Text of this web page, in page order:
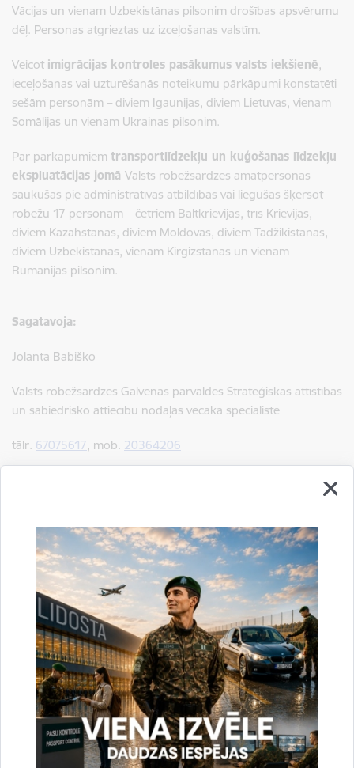
Vācijas un vienam Uzbekistānas pilsonim drošības apsvērumu
dēļ. Personas atgrieztas uz izceļošanas valstīm.
Veicot imigrācijas kontroles pasākumus valsts iekšienē,
ieceļošanas vai uzturēšanās noteikumu pārkāpumi konstatēti
sešām personām – diviem Igaunijas, diviem Lietuvas, vienam
Somālijas un vienam Ukrainas pilsonim.
Par pārkāpumiem transportlīdzekļu un kuģošanas līdzekļu
ekspluatācijas jomā Valsts robežsardzes amatpersonas
saukušas pie administratīvās atbildības vai liegušas šķērsot
robežu 17 personām – četriem Baltkrievijas, trīs Krievijas,
diviem Kazahstānas, diviem Moldovas, diviem Tadžikistānas,
diviem Uzbekistānas, vienam Kirgizstānas un vienam
Rumānijas pilsonim.
Sagatavoja:
Jolanta Babiško
Valsts robežsardzes Galvenās pārvaldes Stratēģiskās attīstības
un sabiedrisko attiecību nodaļas vecākā speciāliste
tālr. 67075617, mob. 20364206
Saistītas tēmas
Aktualitātes: Statistika
Drukāt lapu
Dalīties